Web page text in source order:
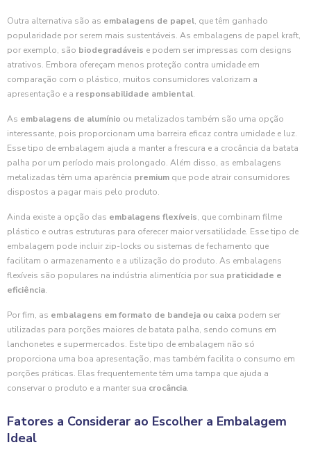
Outra alternativa são as embalagens de papel, que têm ganhado
popularidade por serem mais sustentáveis. As embalagens de papel kraft,
por exemplo, são biodegradáveis e podem ser impressas com designs
atrativos. Embora ofereçam menos proteção contra umidade em
comparação com o plástico, muitos consumidores valorizam a
apresentação e a responsabilidade ambiental.
As embalagens de alumínio ou metalizados também são uma opção
interessante, pois proporcionam uma barreira eficaz contra umidade e luz.
Esse tipo de embalagem ajuda a manter a frescura e a crocância da batata
palha por um período mais prolongado. Além disso, as embalagens
metalizadas têm uma aparência premium que pode atrair consumidores
dispostos a pagar mais pelo produto.
Ainda existe a opção das embalagens flexíveis, que combinam filme
plástico e outras estruturas para oferecer maior versatilidade. Esse tipo de
embalagem pode incluir zip-locks ou sistemas de fechamento que
facilitam o armazenamento e a utilização do produto. As embalagens
flexíveis são populares na indústria alimentícia por sua praticidade e
eficiência.
Por fim, as embalagens em formato de bandeja ou caixa podem ser
utilizadas para porções maiores de batata palha, sendo comuns em
lanchonetes e supermercados. Este tipo de embalagem não só
proporciona uma boa apresentação, mas também facilita o consumo em
porções práticas. Elas frequentemente têm uma tampa que ajuda a
conservar o produto e a manter sua crocância.
Fatores a Considerar ao Escolher a Embalagem
Ideal